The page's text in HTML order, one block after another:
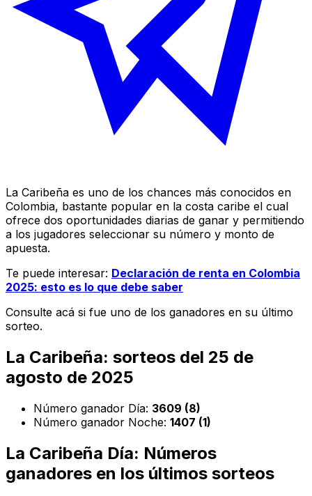
La Caribeña es uno de los chances más conocidos en
Colombia, bastante popular en la costa caribe el cual
ofrece dos oportunidades diarias de ganar y permitiendo
a los jugadores seleccionar su número y monto de
apuesta.
Te puede interesar: Declaración de renta en Colombia
2025: esto es lo que debe saber
Consulte acá si fue uno de los ganadores en su último
sorteo.
La Caribeña: sorteos del 25 de
agosto de 2025
Número ganador Día: 3609 (8)
Número ganador Noche: 1407 (1)
La Caribeña Día: Números
ganadores en los últimos sorteos